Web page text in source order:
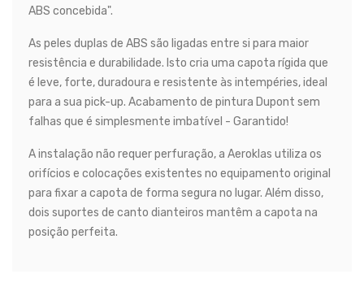
ABS concebida".
As peles duplas de ABS são ligadas entre si para maior
resistência e durabilidade. Isto cria uma capota rígida que
é leve, forte, duradoura e resistente às intempéries, ideal
para a sua pick-up. Acabamento de pintura Dupont sem
falhas que é simplesmente imbatível - Garantido!
A instalação não requer perfuração, a Aeroklas utiliza os
orifícios e colocações existentes no equipamento original
para fixar a capota de forma segura no lugar. Além disso,
dois suportes de canto dianteiros mantêm a capota na
posição perfeita.